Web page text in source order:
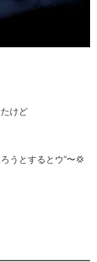
けど
うとするとウ“〜💢